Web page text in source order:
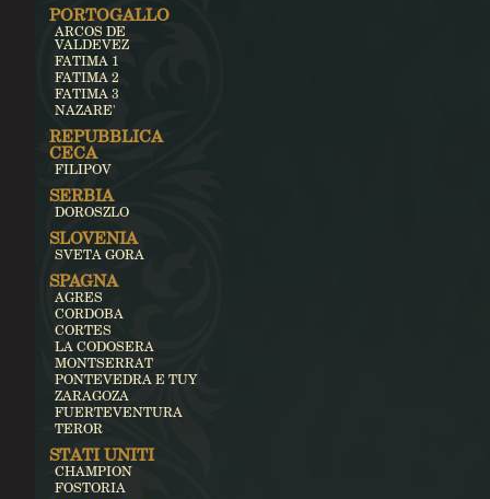
PORTOGALLO
ARCOS DE
VALDEVEZ
FATIMA 1
FATIMA 2
FATIMA 3
NAZARE'
REPUBBLICA
CECA
FILIPOV
SERBIA
DOROSZLO
SLOVENIA
SVETA GORA
SPAGNA
AGRES
CORDOBA
CORTES
LA CODOSERA
MONTSERRAT
PONTEVEDRA E TUY
ZARAGOZA
FUERTEVENTURA
TEROR
STATI UNITI
CHAMPION
FOSTORIA